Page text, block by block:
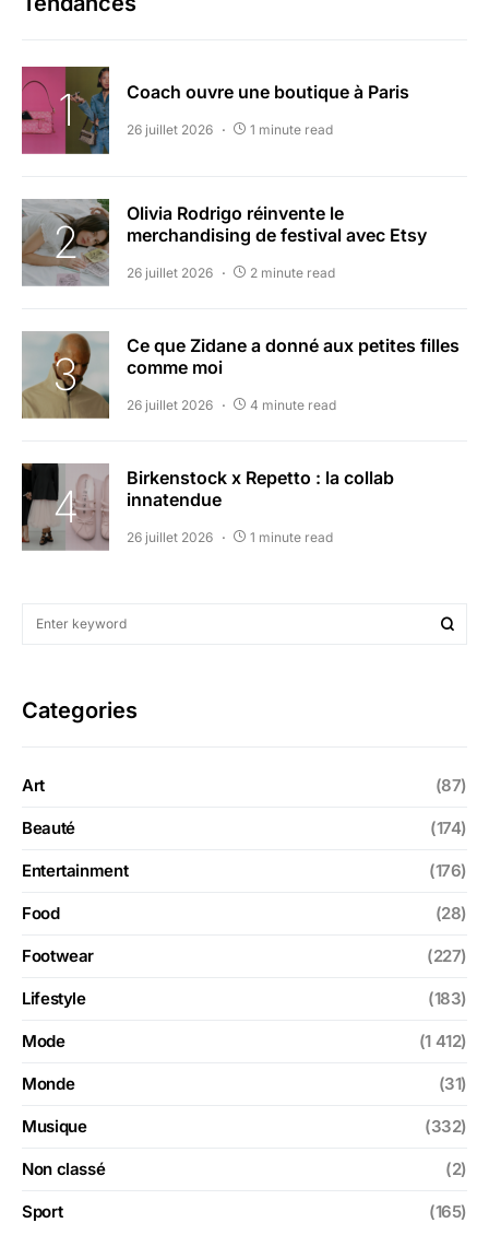
Coach ouvre une boutique à Paris
26 juillet 2026 1 minute read
Olivia Rodrigo réinvente le
merchandising de festival avec Etsy
26 juillet 2026 2 minute read
Ce que Zidane a donné aux petites filles
comme moi
26 juillet 2026 4 minute read
Birkenstock x Repetto : la collab
innatendue
26 juillet 2026 1 minute read
Categories
Art (87)
Beauté (174)
Entertainment (176)
Food (28)
Footwear (227)
Lifestyle (183)
Mode (1 412)
Monde (31)
Musique (332)
Non classé (2)
Sport (165)